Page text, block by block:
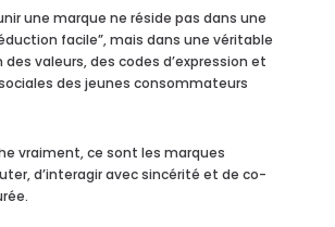
une marque ne réside pas dans une
facile”, mais dans une véritable
valeurs, des codes d’expression et
des jeunes consommateurs
vraiment, ce sont les marques
d’interagir avec sincérité et de co-